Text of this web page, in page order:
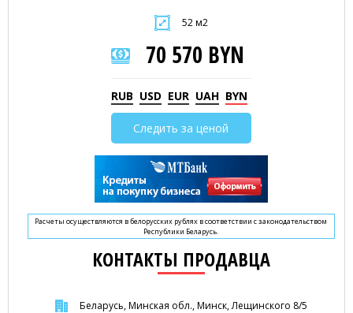
52 м2
70 570 BYN
RUB USD EUR UAH BYN
Следить за ценой
Расчеты осуществляются в белорусских рублях в соответствии с законодательством
Республики Беларусь.
КОНТАКТЫ ПРОДАВЦА
Беларусь, Минская обл., Минск, Лещинского 8/5